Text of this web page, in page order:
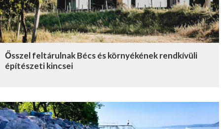
Ősszel feltárulnak Bécs és környékének rendkívüli
építészeti kincsei